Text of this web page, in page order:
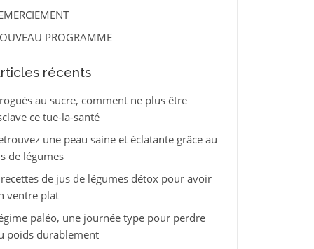
PROGRAMME
récents
au sucre, comment ne plus être
ce tue-la-santé
une peau saine et éclatante grâce au
de légumes
de jus de légumes détox pour avoir
ventre plat
paléo, une journée type pour perdre
poids durablement